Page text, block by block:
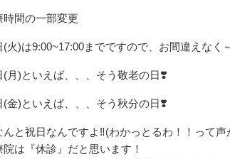
時間の一部変更
(火)は9:00~17:00までですので、お間違えなく
(月)といえば、、、そう敬老の日❣️
(金)といえば、、、そう秋分の日❣️
んと祝日なんですよ‼️(わかっとるわ！！って
は『休診』だと思います！